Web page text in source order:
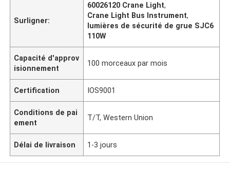
Surligner:
60026120 Crane Light,
Crane Light Bus Instrument,
lumières de sécurité de grue SJC6
110W
Capacité d'approv
isionnement
100 morceaux par mois
Certification IOS9001
Conditions de pai
ement
T/T, Western Union
Délai de livraison 1-3 jours